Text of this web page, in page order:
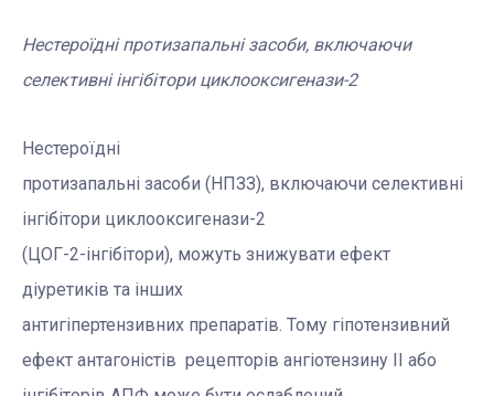
Нестероїдні протизапальні засоби, включаючи
селективні інгібітори циклооксигенази-2
Нестероїдні
протизапальні засоби (НПЗЗ), включаючи селективні
інгібітори циклооксигенази-2
(ЦОГ-2-інгібітори), можуть знижувати ефект
діуретиків та інших
антигіпертензивних препаратів. Тому гіпотензивний
ефект антагоністів рецепторів ангіотензину
або